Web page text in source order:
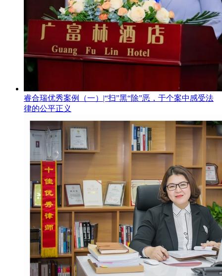
睿合瑞优秀案例（一）|“扫”黑“除”恶，于个案中感受法
律的公平正义